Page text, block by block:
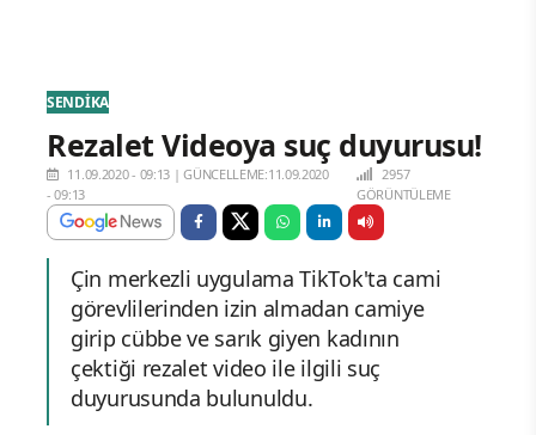
SENDİKA
Rezalet Videoya suç duyurusu!
11.09.2020 - 09:13 |GÜNCELLEME:11.09.2020
- 09:13
2957
GÖRÜNTÜLEME
Çin merkezli uygulama TikTok'ta cami
görevlilerinden izin almadan camiye
girip cübbe ve sarık giyen kadının
çektiği rezalet video ile ilgili suç
duyurusunda bulunuldu.